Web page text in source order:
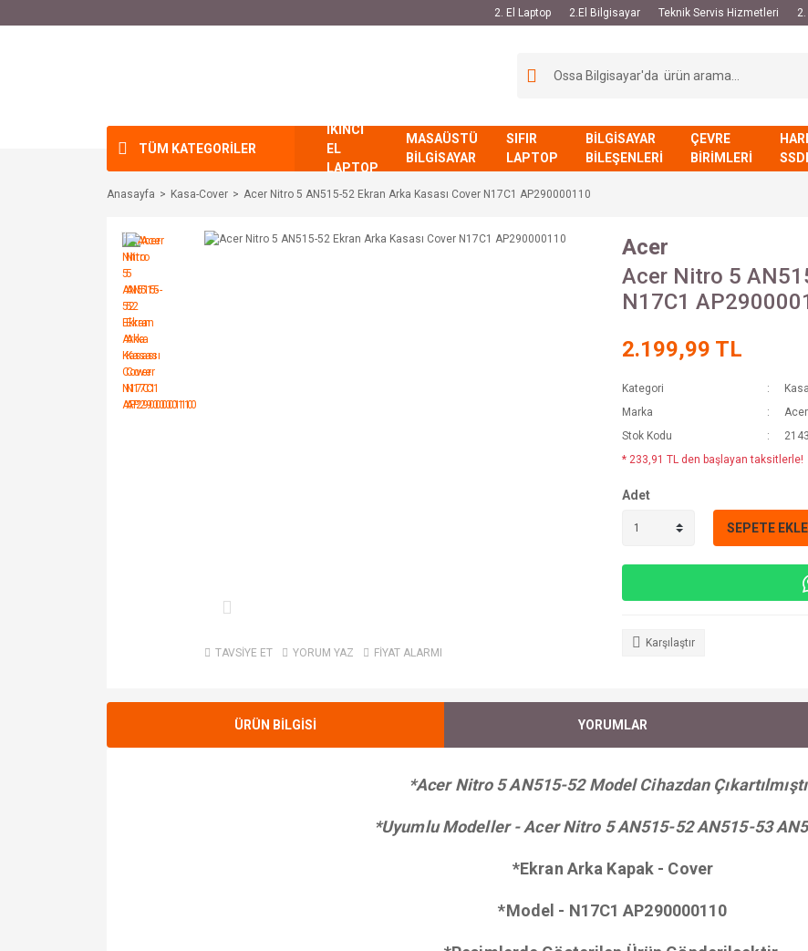
2. El Laptop 2.El Bilgisayar Teknik Servis Hizmetleri
TÜM KATEGORİLER
İKİNCİ
EL
LAPTOP
MASAÜSTÜ
BİLGİSAYAR
SIFIR
LAPTOP
BİLGİSAYAR
BİLEŞENLERİ
ÇEVRE
BİRİMLERİ
Anasayfa Kasa-Cover Acer Nitro 5 AN515-52 Ekran Arka Kasası Cover N17C1 AP290000110
TAVSİYE ET YORUM YAZ FİYAT ALARMI
Acer
Acer Nitro 5
N17C1
2.199,99 TL
Kategori
Marka
Acer
Stok Kodu
* 233,91 TL den başlayan taksitlerle!
Adet
SEPETE EKLE
Karşılaştır
ÜRÜN BİLGİSİ YORUMLAR
*Acer Nitro 5 AN515-52 Model Cihazdan
*Uyumlu Modeller - Acer Nitro 5 AN515-52 AN515-53
*Ekran Arka Kapak - Cover
*Model - N17C1 AP290000110